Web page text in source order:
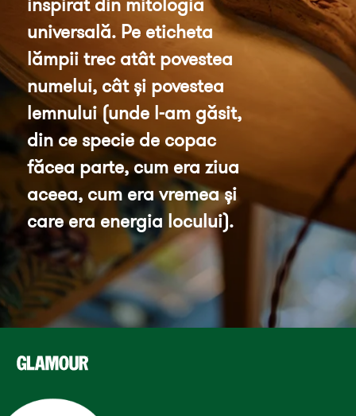
universală. Pe eticheta
lămpii trec atât povestea
numelui, cât și povestea
lemnului (unde l-am găsit,
din ce specie de copac
făcea parte, cum era ziua
aceea, cum era vremea și
care era energia locului).